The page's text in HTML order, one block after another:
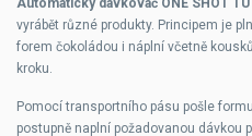
Automatický dávkovač ONE SHOT
vyrábět různé produkty. Principem je
forem čokoládou i náplní včetně
kroku.
Pomocí transportního pásu pošle
postupně naplní požadovanou dávkou